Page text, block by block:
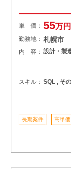
単 価： 55万
勤務地： 札幌市
内 容： 設計・製
スキル： SQL , そ
長期案件 高単価